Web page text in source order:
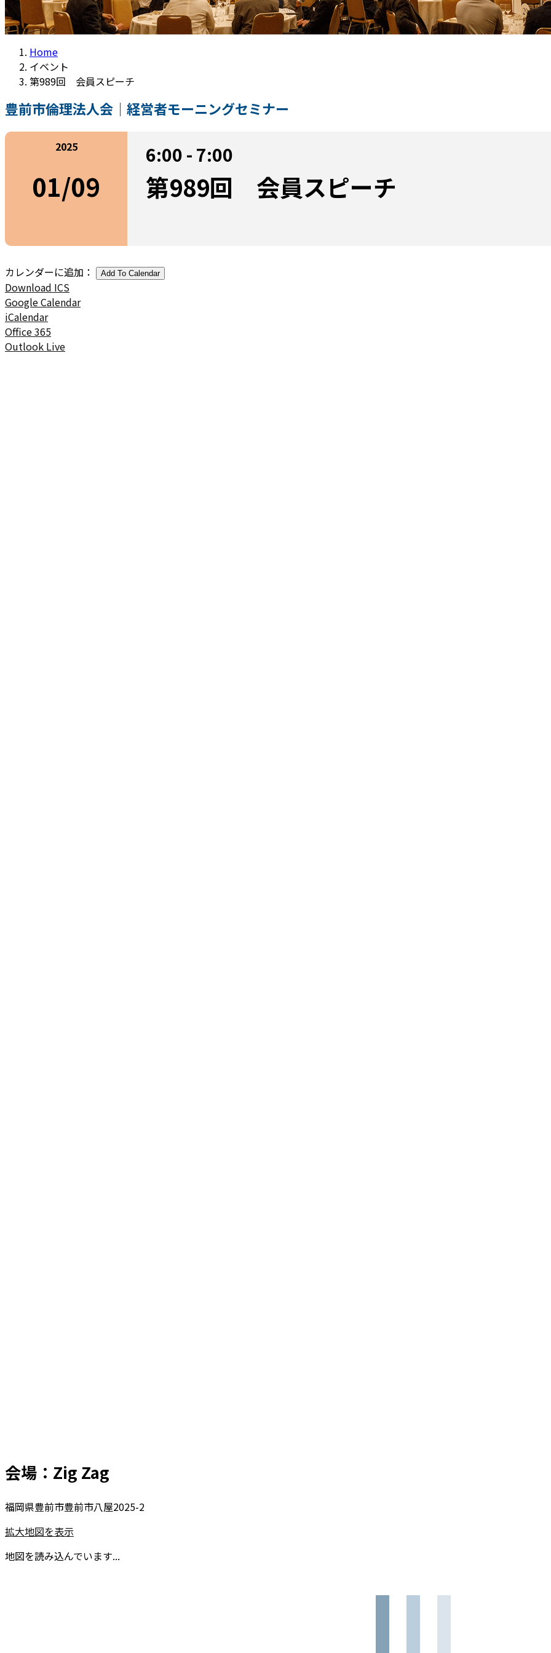
Home
イベント
第989回 会員スピーチ
豊前市倫理法人会｜経営者モーニングセミナー
2025
01/09
6:00 - 7:00
第989回 会員スピーチ
カレンダーに追加： Add To Calendar
Download ICS
Google Calendar
iCalendar
Office 365
Outlook Live
会場：Zig Zag
福岡県豊前市豊前市八屋2025-2
拡大地図を表示
地図を読み込んでいます...